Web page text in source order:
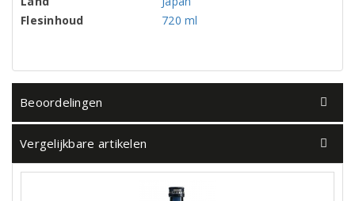
Flesinhoud
720 ml
Beoordelingen
Vergelijkbare artikelen